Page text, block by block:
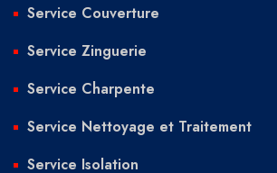
Service Couverture
Service Zinguerie
Service Charpente
Service Nettoyage et Traitement
Service Isolation